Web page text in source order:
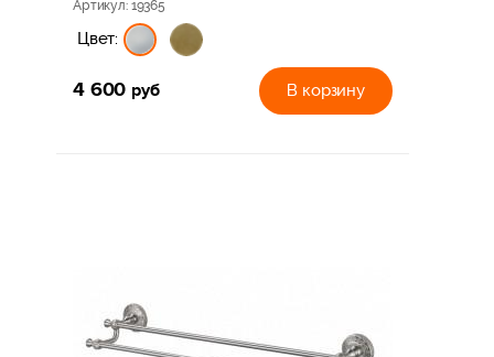
Артикул: 19365
Цвет:
4 600 руб В корзину